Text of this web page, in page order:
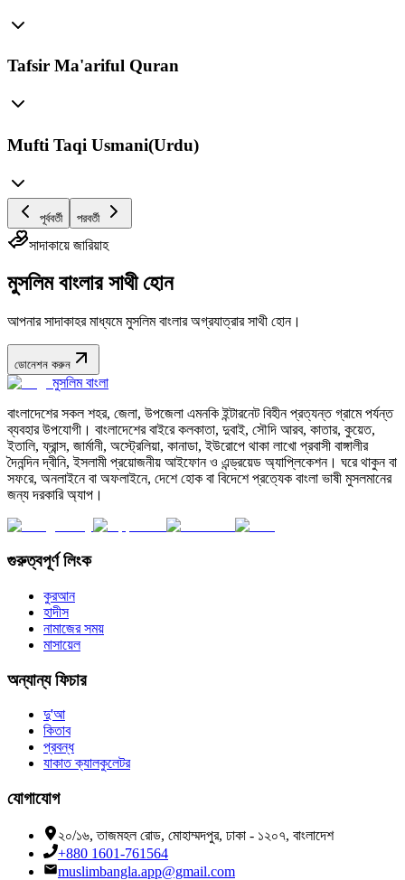
Tafsir Ma'ariful Quran
Mufti Taqi Usmani(Urdu)
পূর্ববর্তী পরবর্তী
সাদাকায়ে জারিয়াহ
মুসলিম বাংলার সাথী হোন
আপনার সাদাকাহর মাধ্যমে মুসলিম বাংলার অগ্রযাত্রার সাথী হোন।
ডোনেশন করুন
মুসলিম বাংলা
বাংলাদেশের সকল শহর, জেলা, উপজেলা এমনকি ইন্টারনেট বিহীন প্রত্যন্ত গ্রামে পর্যন্ত
ব্যবহার উপযোগী। বাংলাদেশের বাইরে কলকাতা, দুবাই, সৌদি আরব, কাতার, কুয়েত,
ইতালি, ফ্রান্স, জার্মানী, অস্ট্রেলিয়া, কানাডা, ইউরোপে থাকা লাখো প্রবাসী বাঙ্গালীর
দৈনন্দিন দ্বীনি, ইসলামী প্রয়োজনীয় আইফোন ও এন্ড্রয়েড অ্যাপ্লিকেশন। ঘরে থাকুন বা
সফরে, অনলাইনে বা অফলাইনে, দেশে হোক বা বিদেশে প্রত্যেক বাংলা ভাষী মুসলমানের
জন্য দরকারি অ্যাপ।
গুরুত্বপূর্ণ লিংক
কুরআন
হাদীস
নামাজের সময়
মাসায়েল
অন্যান্য ফিচার
দু'আ
কিতাব
প্রবন্ধ
যাকাত ক্যালকুলেটর
যোগাযোগ
২০/১৬, তাজমহল রোড, মোহাম্মদপুর, ঢাকা - ১২০৭, বাংলাদেশ
+880 1601-761564
muslimbangla.app@gmail.com